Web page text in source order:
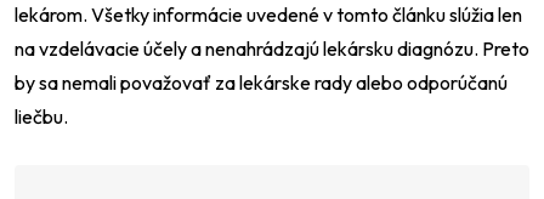
lekárom. Všetky informácie uvedené v tomto článku slúžia len
na vzdelávacie účely a nenahrádzajú lekársku diagnózu. Preto
by sa nemali považovať za lekárske rady alebo odporúčanú
liečbu.